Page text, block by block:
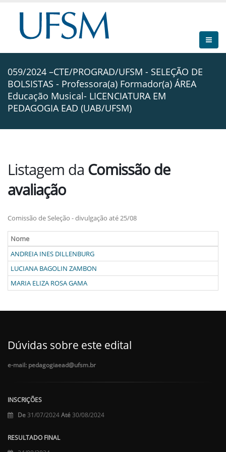
059/2024 –CTE/PROGRAD/UFSM - SELEÇÃO DE
BOLSISTAS - Professora(a) Formador(a) ÁREA
Educação Musical- LICENCIATURA EM
PEDAGOGIA EAD (UAB/UFSM)
Listagem da Comissão de
avaliação
Comissão de Seleção - divulgação até 25/08
Nome
ANDREIA INES DILLENBURG
LUCIANA BAGOLIN ZAMBON
MARIA ELIZA ROSA GAMA
Dúvidas sobre este edital
e-mail: pedagogiaead@ufsm.br
INSCRIÇÕES
De 31/07/2024Até 30/08/2024
RESULTADO FINAL